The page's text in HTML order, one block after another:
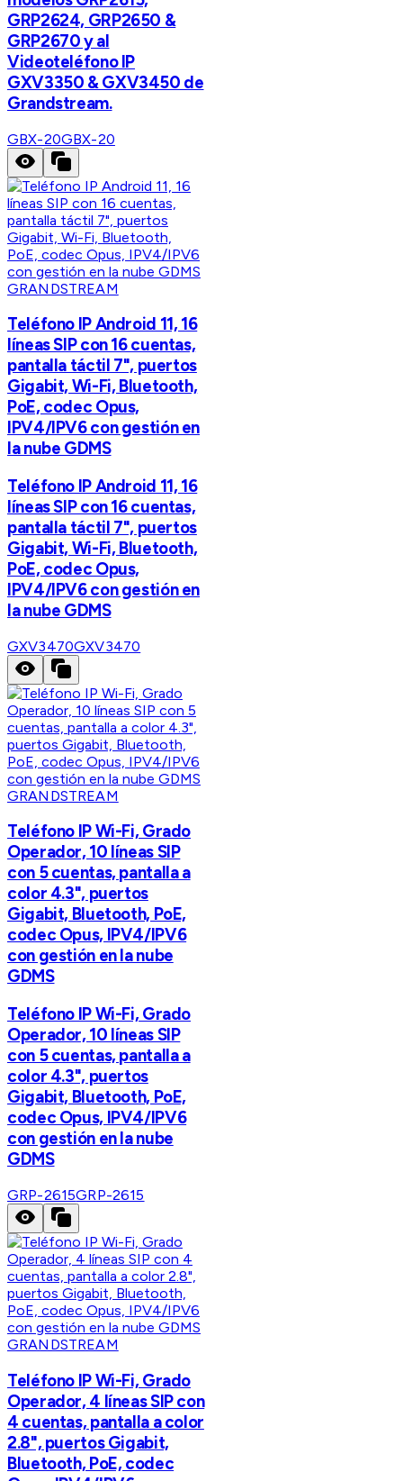
GRP2624, GRP2650 &
GRP2670 y al
Videoteléfono IP
GXV3350 & GXV3450 de
Grandstream.
GBX-20GBX-20
GRANDSTREAM
Teléfono IP Android 11, 16
líneas SIP con 16 cuentas,
pantalla táctil 7", puertos
Gigabit, Wi-Fi, Bluetooth,
PoE, codec Opus,
IPV4/IPV6 con gestión en
la nube GDMS
Teléfono IP Android 11, 16
líneas SIP con 16 cuentas,
pantalla táctil 7", puertos
Gigabit, Wi-Fi, Bluetooth,
PoE, codec Opus,
IPV4/IPV6 con gestión en
la nube GDMS
GXV3470GXV3470
GRANDSTREAM
Teléfono IP Wi-Fi, Grado
Operador, 10 líneas SIP
con 5 cuentas, pantalla a
color 4.3", puertos
Gigabit, Bluetooth, PoE,
codec Opus, IPV4/IPV6
con gestión en la nube
GDMS
Teléfono IP Wi-Fi, Grado
Operador, 10 líneas SIP
con 5 cuentas, pantalla a
color 4.3", puertos
Gigabit, Bluetooth, PoE,
codec Opus, IPV4/IPV6
con gestión en la nube
GDMS
GRP-2615GRP-2615
GRANDSTREAM
Teléfono IP Wi-Fi, Grado
Operador, 4 líneas SIP con
4 cuentas, pantalla a color
2.8", puertos Gigabit,
Bluetooth, PoE, codec